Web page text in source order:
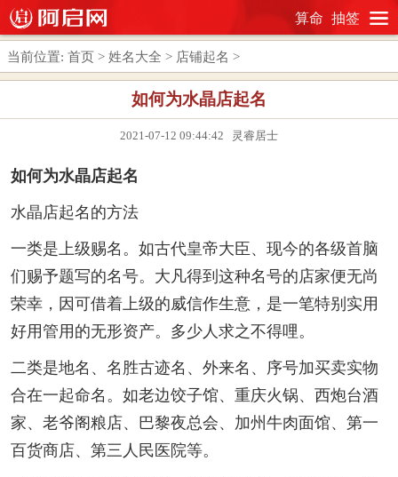
算命 抽签
当前位置: 首页 > 姓名大全 > 店铺起名 >
如何为水晶店起名
2021-07-12 09:44:42 灵睿居士
如何为水晶店起名
水晶店起名的方法
一类是上级赐名。如古代皇帝大臣、现今的各级首脑
们赐予题写的名号。大凡得到这种名号的店家便无尚
荣幸，因可借着上级的威信作生意，是一笔特别实用
好用管用的无形资产。多少人求之不得哩。
二类是地名、名胜古迹名、外来名、序号加买卖实物
合在一起命名。如老边饺子馆、重庆火锅、西炮台酒
家、老爷阁粮店、巴黎夜总会、加州牛肉面馆、第一
百货商店、第三人民医院等。